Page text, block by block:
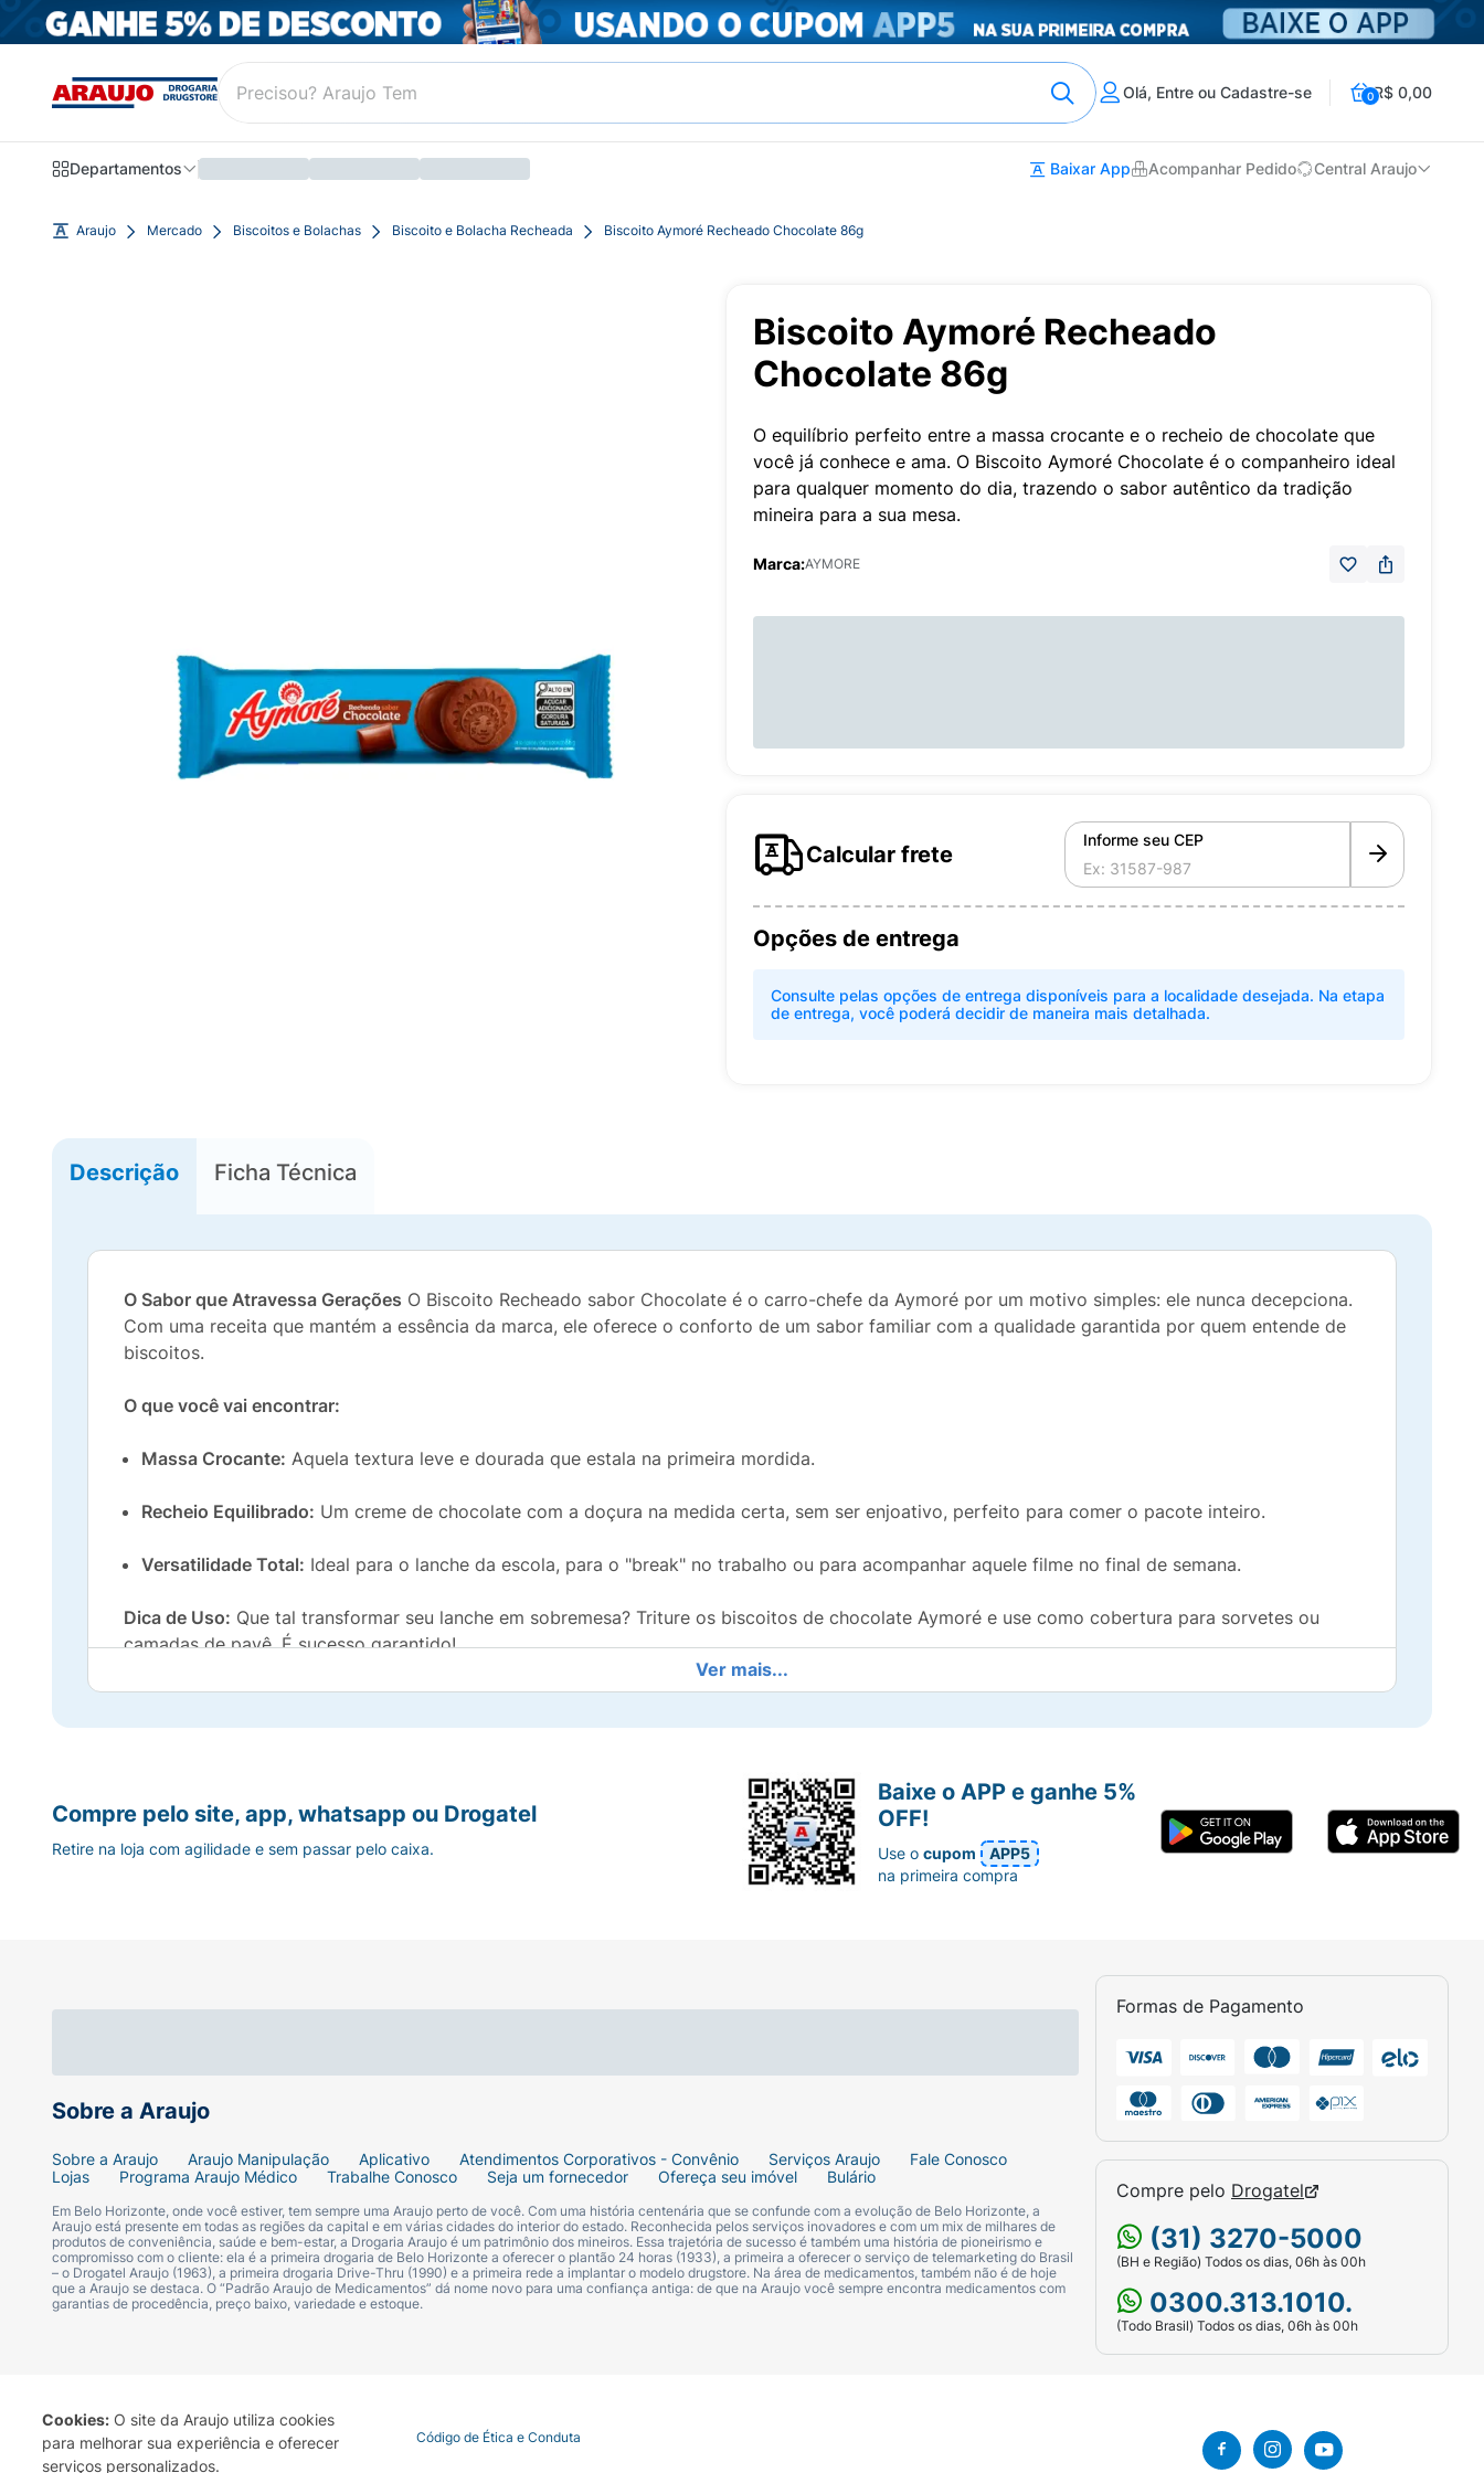
Cookies: O site da Araujo utiliza cookies
para melhorar sua experiência e oferecer
serviços personalizados.
Olá, Entre ou Cadastre-se 0R$ 0,00
Departamentos Baixar App Acompanhar Pedido Central Araujo
Araujo Mercado Biscoitos e Bolachas Biscoito e Bolacha Recheada Biscoito Aymoré Recheado Chocolate 86g
Biscoito Aymoré Recheado
Chocolate 86g
O equilíbrio perfeito entre a massa crocante e o recheio de chocolate que
você já conhece e ama. O Biscoito Aymoré Chocolate é o companheiro ideal
para qualquer momento do dia, trazendo o sabor autêntico da tradição
mineira para a sua mesa.
Marca:AYMORE
Calcular frete
Informe seu CEP
Opções de entrega
Consulte pelas opções de entrega disponíveis para a localidade desejada. Na etapa
de entrega, você poderá decidir de maneira mais detalhada.
Descrição Ficha Técnica
O Sabor que Atravessa Gerações O Biscoito Recheado sabor Chocolate é o carro-chefe da Aymoré por um motivo simples: ele nunca decepciona.
Com uma receita que mantém a essência da marca, ele oferece o conforto de um sabor familiar com a qualidade garantida por quem entende de
biscoitos.
O que você vai encontrar:
Massa Crocante: Aquela textura leve e dourada que estala na primeira mordida.
Recheio Equilibrado: Um creme de chocolate com a doçura na medida certa, sem ser enjoativo, perfeito para comer o pacote inteiro.
Versatilidade Total: Ideal para o lanche da escola, para o "break" no trabalho ou para acompanhar aquele filme no final de semana.
Dica de Uso: Que tal transformar seu lanche em sobremesa? Triture os biscoitos de chocolate Aymoré e use como cobertura para sorvetes ou
camadas de pavê. É sucesso garantido!
Informações Adicionais:
Sabor: Chocolate
Marca:Aymoré
Ver mais...
Sobre a Araujo
Sobre a Araujo Araujo Manipulação Aplicativo Atendimentos Corporativos - Convênio Serviços Araujo
Fale Conosco
Lojas
Programa Araujo Médico Trabalhe Conosco Seja um fornecedor Ofereça seu imóvel Bulário
Em Belo Horizonte, onde você estiver, tem sempre uma Araujo perto de você. Com uma história centenária que se confunde com a evolução de Belo Horizonte, a
Araujo está presente em todas as regiões da capital e em várias cidades do interior do estado. Reconhecida pelos serviços inovadores e com um mix de milhares de
produtos de conveniência, saúde e bem-estar, a Drogaria Araujo é um patrimônio dos mineiros. Essa trajetória de sucesso é também uma história de pioneirismo e
compromisso com o cliente: ela é a primeira drogaria de Belo Horizonte a oferecer o plantão 24 horas (1933), a primeira a oferecer o serviço de telemarketing do Brasil
– o Drogatel Araujo (1963), a primeira drogaria Drive-Thru (1990) e a primeira rede a implantar o modelo drugstore. Na área de medicamentos, também não é de hoje
que a Araujo se destaca. O “Padrão Araujo de Medicamentos” dá nome novo para uma confiança antiga: de que na Araujo você sempre encontra medicamentos com
garantias de procedência, preço baixo, variedade e estoque.
Formas de Pagamento
Compre pelo Drogatel
(31) 3270-5000
(BH e Região) Todos os dias, 06h às 00h
0300.313.1010.
(Todo Brasil) Todos os dias, 06h às 00h
Compre pelo site, app, whatsapp ou Drogatel
Retire na loja com agilidade e sem passar pelo caixa.
Baixe o APP e ganhe 5%
OFF!
Use ocupom
APP5
na primeira compra
Termo de Uso Portal da Privacidade Covid-19 Código de Ética e Conduta